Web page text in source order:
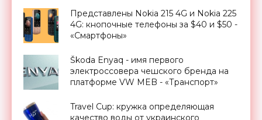
Представлены Nokia 215 4G и Nokia 225
4G: кнопочные телефоны за $40 и $50 -
«Смартфоны»
Škoda Enyaq - имя первого
электроссовера чешского бренда на
платформе VW MEB - «Транспорт»
Travel Cup: кружка определяющая
качество воды от украинского